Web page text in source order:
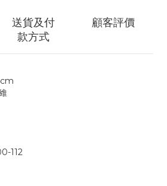
送貨及付
款方式
顧客評價
112